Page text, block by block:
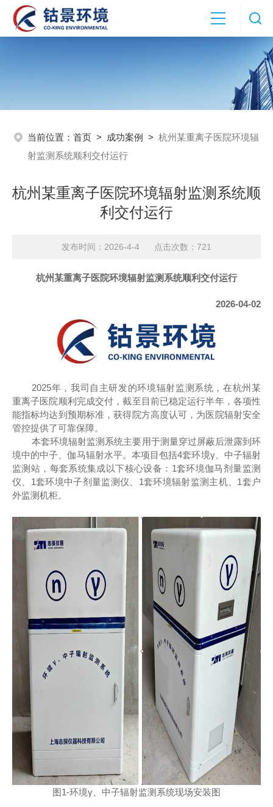
当前位置： 首页 > 成功案例 > 杭州某重离子医院环境辐
射监测系统顺利交付运行
杭州某重离子医院环境辐射监测系统顺
利交付运行
发布时间：2026-4-4 点击次数：721
杭州某重离子医院环境辐射监测系统顺利交付运行
2026-04-02
2025年，我司自主研发的环境辐射监测系统，在杭州某
重离子医院顺利完成交付，截至目前已稳定运行半年，各项性
能指标均达到预期标准，获得院方高度认可，为医院辐射安全
管控提供了可靠保障。
本套环境辐射监测系统主要用于测量穿过屏蔽后泄露到环
境中的中子、伽马辐射水平。本项目包括4套环境γ、中子辐射
监测站，每套系统集成以下核心设备：1套环境伽马剂量监测
仪、1套环境中子剂量监测仪、1套环境辐射监测主机、1套户
外监测机柜。
图1-环境γ、中子辐射监测系统现场安装图